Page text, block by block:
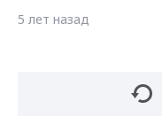
5 лет назад